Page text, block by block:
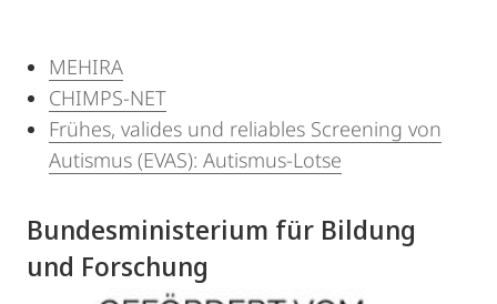
MEHIRA
CHIMPS-NET
Frühes, valides und reliables Screening von
Autismus (EVAS): Autismus-Lotse
Bundesministerium für Bildung
und Forschung